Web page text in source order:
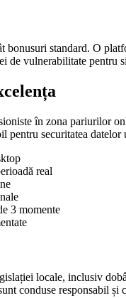
bonusuri standard. O
de vulnerabilitate pentru
în zona pariurilor
pentru securitatea datelor
real
3 momente
locale, inclusiv
conduse responsabil și